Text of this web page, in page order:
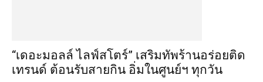
“เดอะมอลล์ ไลฟ์สโตร์” เสริมทัพร้านอร่อยติด
เทรนด์ ต้อนรับสายกิน อิ่มในศูนย์ฯ ทุกวัน